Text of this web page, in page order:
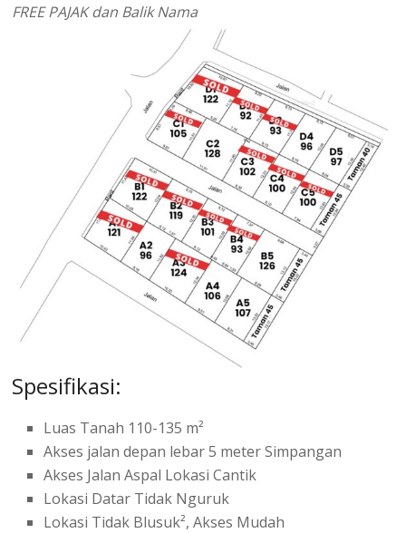
FREE PAJAK dan Balik Nama
Spesifikasi:
Luas Tanah 110-135 m²
Akses jalan depan lebar 5 meter Simpangan
Akses Jalan Aspal Lokasi Cantik
Lokasi Datar Tidak Nguruk
Lokasi Tidak Blusuk², Akses Mudah